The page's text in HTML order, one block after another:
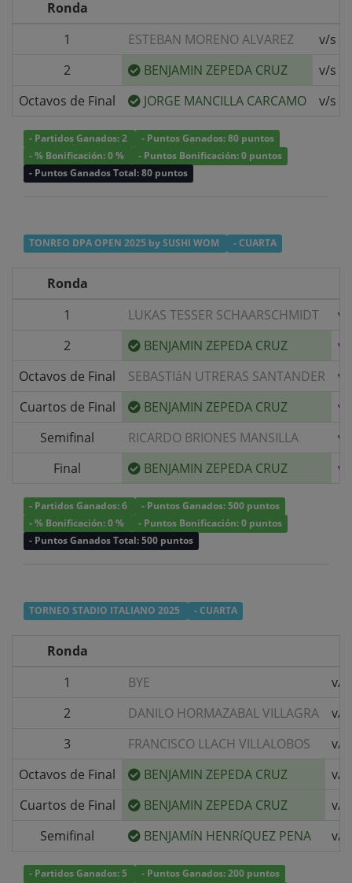
Ronda
1
ESTEBAN MORENO ALVAREZ
v/s
2
BENJAMIN ZEPEDA CRUZ v/s
Octavos de Final
JORGE MANCILLA CARCAMO v/s
- Partidos Ganados: 2
- Puntos Ganados: 80 puntos
- % Bonificación: 0 %
- Puntos Bonificación: 0 puntos
- Puntos Ganados Total: 80 puntos
TONREO DPA OPEN 2025 by SUSHI WOM - CUARTA
Ronda
1
LUKAS TESSER SCHAARSCHMIDT
v/
2
BENJAMIN ZEPEDA CRUZ
v/
Octavos de Final
SEBASTIáN UTRERAS SANTANDER
v/
Cuartos de Final
BENJAMIN ZEPEDA CRUZ
v/
Semifinal
RICARDO BRIONES MANSILLA
v/
Final
BENJAMIN ZEPEDA CRUZ v/
- Partidos Ganados: 6
- Puntos Ganados: 500 puntos
- % Bonificación: 0 %
- Puntos Bonificación: 0 puntos
- Puntos Ganados Total: 500 puntos
TORNEO STADIO ITALIANO 2025 - CUARTA
Ronda
1
BYE
v/s
2
DANILO HORMAZABAL VILLAGRA
v/s
3
FRANCISCO LLACH VILLALOBOS
v/s
Octavos de Final
BENJAMIN ZEPEDA CRUZ
v/s
Cuartos de Final
BENJAMIN ZEPEDA CRUZ
v/s
Semifinal
BENJAMíN HENRíQUEZ PENA v/s
- Partidos Ganados: 5
- Puntos Ganados: 200 puntos